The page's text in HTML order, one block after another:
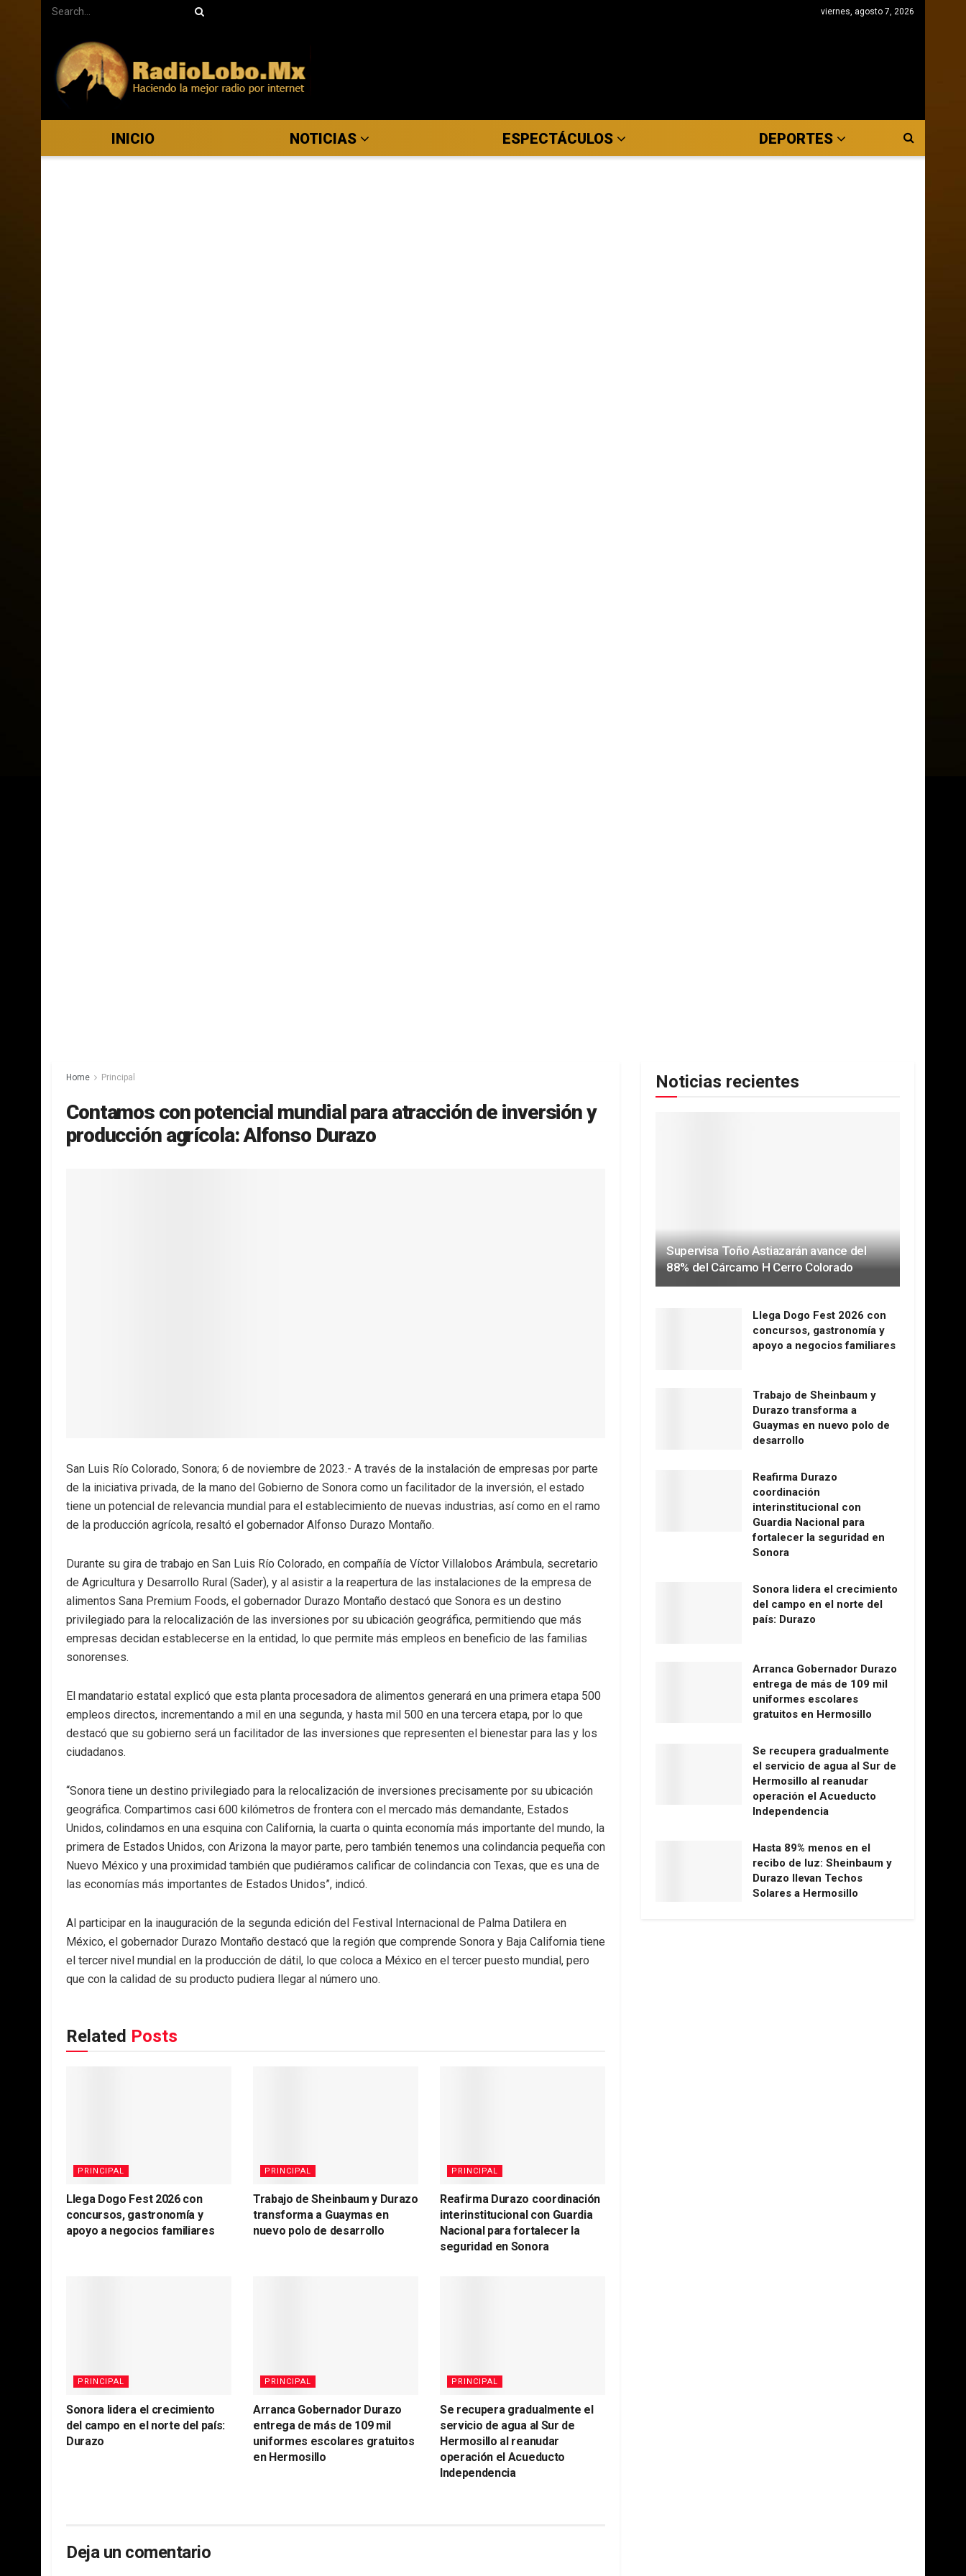
viernes, agosto 7, 2026
INICIO NOTICIAS ESPECTÁCULOS DEPORTES
Home Principal
Contamos con potencial mundial para atracción de inversión y
producción agrícola: Alfonso Durazo
San Luis Río Colorado, Sonora; 6 de noviembre de 2023.- A través de la instalación de empresas por parte
de la iniciativa privada, de la mano del Gobierno de Sonora como un facilitador de la inversión, el estado
tiene un potencial de relevancia mundial para el establecimiento de nuevas industrias, así como en el ramo
de la producción agrícola, resaltó el gobernador Alfonso Durazo Montaño.
Durante su gira de trabajo en San Luis Río Colorado, en compañía de Víctor Villalobos Arámbula, secretario
de Agricultura y Desarrollo Rural (Sader), y al asistir a la reapertura de las instalaciones de la empresa de
alimentos Sana Premium Foods, el gobernador Durazo Montaño destacó que Sonora es un destino
privilegiado para la relocalización de las inversiones por su ubicación geográfica, permitiendo que más
empresas decidan establecerse en la entidad, lo que permite más empleos en beneficio de las familias
sonorenses.
El mandatario estatal explicó que esta planta procesadora de alimentos generará en una primera etapa 500
empleos directos, incrementando a mil en una segunda, y hasta mil 500 en una tercera etapa, por lo que
destacó que su gobierno será un facilitador de las inversiones que representen el bienestar para las y los
ciudadanos.
“Sonora tiene un destino privilegiado para la relocalización de inversiones precisamente por su ubicación
geográfica. Compartimos casi 600 kilómetros de frontera con el mercado más demandante, Estados
Unidos, colindamos en una esquina con California, la cuarta o quinta economía más importante del mundo, la
primera de Estados Unidos, con Arizona la mayor parte, pero también tenemos una colindancia pequeña con
Nuevo México y una proximidad también que pudiéramos calificar de colindancia con Texas, que es una de
las economías más importantes de Estados Unidos”, indicó.
Al participar en la inauguración de la segunda edición del Festival Internacional de Palma Datilera en
México, el gobernador Durazo Montaño destacó que la región que comprende Sonora y Baja California tiene
el tercer nivel mundial en la producción de dátil, lo que coloca a México en el tercer puesto mundial, pero
que con la calidad de su producto pudiera llegar al número uno.
Related Posts
PRINCIPAL
Llega Dogo Fest 2026 con
concursos, gastronomía y
apoyo a negocios familiares
PRINCIPAL
Trabajo de Sheinbaum y Durazo
transforma a Guaymas en
nuevo polo de desarrollo
PRINCIPAL
Reafirma Durazo coordinación
interinstitucional con Guardia
Nacional para fortalecer la
seguridad en Sonora
PRINCIPAL
Sonora lidera el crecimiento
del campo en el norte del país:
Durazo
PRINCIPAL
Arranca Gobernador Durazo
entrega de más de 109 mil
uniformes escolares gratuitos
en Hermosillo
PRINCIPAL
Se recupera gradualmente el
servicio de agua al Sur de
Hermosillo al reanudar
operación el Acueducto
Independencia
Deja un comentario
Noticias recientes
Supervisa Toño Astiazarán avance del
88% del Cárcamo H Cerro Colorado
Llega Dogo Fest 2026 con
concursos, gastronomía y
apoyo a negocios familiares
Trabajo de Sheinbaum y
Durazo transforma a
Guaymas en nuevo polo de
desarrollo
Reafirma Durazo
coordinación
interinstitucional con
Guardia Nacional para
fortalecer la seguridad en
Sonora
Sonora lidera el crecimiento
del campo en el norte del
país: Durazo
Arranca Gobernador Durazo
entrega de más de 109 mil
uniformes escolares
gratuitos en Hermosillo
Se recupera gradualmente
el servicio de agua al Sur de
Hermosillo al reanudar
operación el Acueducto
Independencia
Hasta 89% menos en el
recibo de luz: Sheinbaum y
Durazo llevan Techos
Solares a Hermosillo